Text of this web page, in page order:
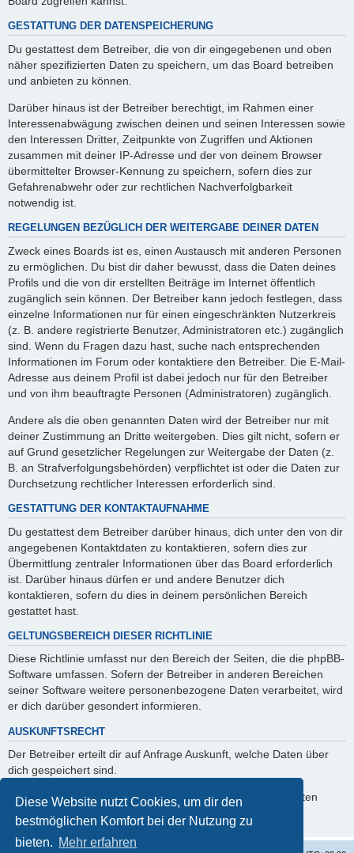
Diese Website nutzt Cookies, um dir den
bestmöglichen Komfort bei der Nutzung zu
bieten. Mehr erfahren
GESTATTUNG DER DATENSPEICHERUNG
Du gestattest dem Betreiber, die von dir eingegebenen und oben
näher spezifizierten Daten zu speichern, um das Board betreiben
und anbieten zu können.
Darüber hinaus ist der Betreiber berechtigt, im Rahmen einer
Interessenabwägung zwischen deinen und seinen Interessen sowie
den Interessen Dritter, Zeitpunkte von Zugriffen und Aktionen
zusammen mit deiner IP-Adresse und der von deinem Browser
übermittelter Browser-Kennung zu speichern, sofern dies zur
Gefahrenabwehr oder zur rechtlichen Nachverfolgbarkeit
notwendig ist.
REGELUNGEN BEZÜGLICH DER WEITERGABE DEINER DATEN
Zweck eines Boards ist es, einen Austausch mit anderen Personen
zu ermöglichen. Du bist dir daher bewusst, dass die Daten deines
Profils und die von dir erstellten Beiträge im Internet öffentlich
zugänglich sein können. Der Betreiber kann jedoch festlegen, dass
einzelne Informationen nur für einen eingeschränkten Nutzerkreis
(z. B. andere registrierte Benutzer, Administratoren etc.) zugänglich
sind. Wenn du Fragen dazu hast, suche nach entsprechenden
Informationen im Forum oder kontaktiere den Betreiber. Die E-Mail-
Adresse aus deinem Profil ist dabei jedoch nur für den Betreiber
und von ihm beauftragte Personen (Administratoren) zugänglich.
Andere als die oben genannten Daten wird der Betreiber nur mit
deiner Zustimmung an Dritte weitergeben. Dies gilt nicht, sofern er
auf Grund gesetzlicher Regelungen zur Weitergabe der Daten (z.
B. an Strafverfolgungsbehörden) verpflichtet ist oder die Daten zur
Durchsetzung rechtlicher Interessen erforderlich sind.
GESTATTUNG DER KONTAKTAUFNAHME
Du gestattest dem Betreiber darüber hinaus, dich unter den von dir
angegebenen Kontaktdaten zu kontaktieren, sofern dies zur
Übermittlung zentraler Informationen über das Board erforderlich
ist. Darüber hinaus dürfen er und andere Benutzer dich
kontaktieren, sofern du dies in deinem persönlichen Bereich
gestattet hast.
GELTUNGSBEREICH DIESER RICHTLINIE
Diese Richtlinie umfasst nur den Bereich der Seiten, die die phpBB-
Software umfassen. Sofern der Betreiber in anderen Bereichen
seiner Software weitere personenbezogene Daten verarbeitet, wird
er dich darüber gesondert informieren.
AUSKUNFTSRECHT
Der Betreiber erteilt dir auf Anfrage Auskunft, welche Daten über
dich gespeichert sind.
Du kannst jederzeit die Löschung bzw. Sperrung deiner Daten
verlangen. Kontaktiere hierzu bitte den Betreiber.